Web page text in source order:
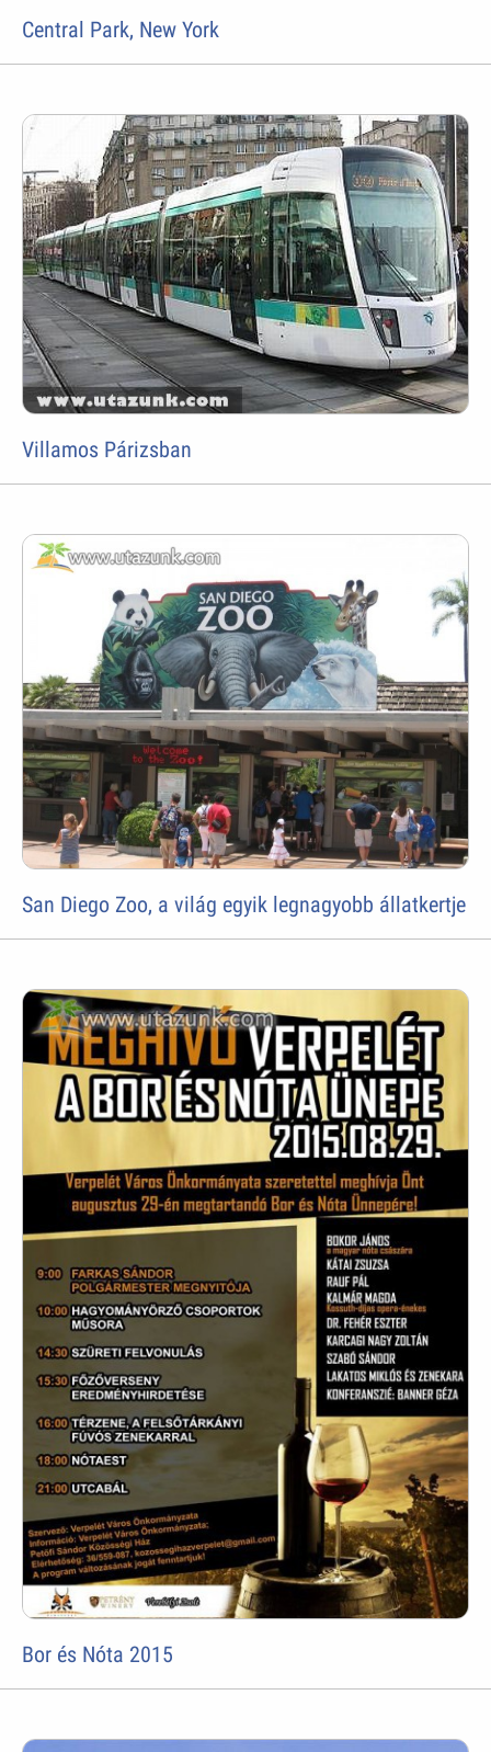
Central Park, New York
Villamos Párizsban
San Diego Zoo, a világ egyik legnagyobb állatkertje
Bor és Nóta 2015